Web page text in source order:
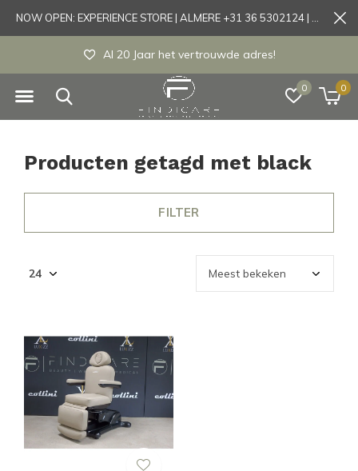
0 0
Al 20 Jaar het vertrouwde adres!
Producten getagd met black
FILTER